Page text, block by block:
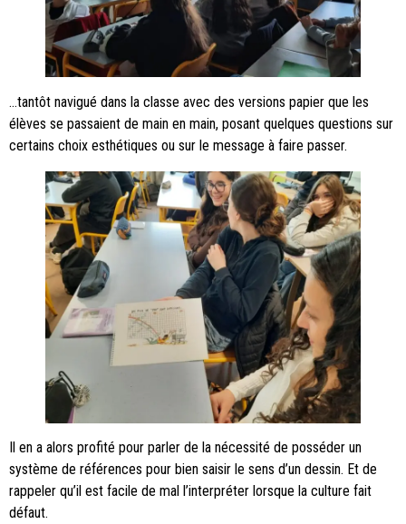
…tantôt navigué dans la classe avec des versions papier que les
élèves se passaient de main en main, posant quelques questions sur
certains choix esthétiques ou sur le message à faire passer.
Il en a alors profité pour parler de la nécessité de posséder un
système de références pour bien saisir le sens d’un dessin. Et de
rappeler qu’il est facile de mal l’interpréter lorsque la culture fait
défaut.